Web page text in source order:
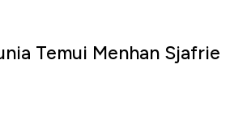
Temui Menhan Sjafrie